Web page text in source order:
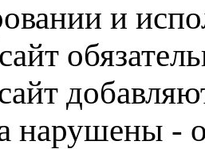
и
нарушены -